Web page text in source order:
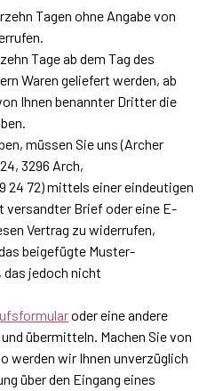
Tagen ohne Angabe von
Tage ab dem Tag des
Waren geliefert werden, ab
Ihnen benannter Dritter die
müssen Sie uns (Archer
3296 Arch,
24 72) mittels einer eindeutigen
versandter Brief oder eine E-
Vertrag zu widerrufen,
beigefügte Muster-
jedoch nicht
oder eine andere
übermitteln. Machen Sie von
werden wir Ihnen unverzüglich
über den Eingang eines